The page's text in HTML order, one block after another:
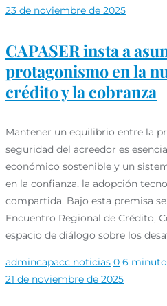
23 de noviembre de 2025
CAPASER insta a
protagonismo en la
crédito y la cobranza
Mantener un equilibrio entre la
seguridad del acreedor es
económico sostenible y un
en la confianza, la adopción
compartida. Bajo esta premisa
Encuentro Regional de Crédito,
espacio de diálogo sobre los
admincapacc noticias 0 6
21 de noviembre de 2025